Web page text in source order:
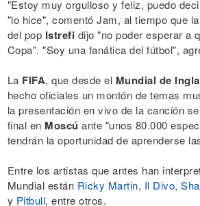
"Estoy muy orgulloso y feliz, puedo
"lo hice", comentó Jam, al tiempo que
del pop Istrefi dijo "no poder esperar a
Copa". "Soy una fanática del fútbol",
La FIFA, que desde el Mundial de
hecho oficiales un montón de temas
la presentación en vivo de la canción
final en Moscú ante "unos 80.000
tendrán la oportunidad de aprenderse
Entre los artistas que antes han
Mundial están Ricky Martin, Il Divo,
y Pitbull, entre otros.